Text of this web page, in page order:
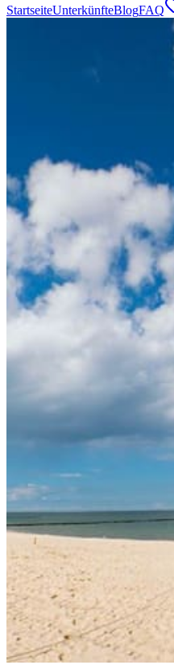
StartseiteUnterkünfteBlogFAQ